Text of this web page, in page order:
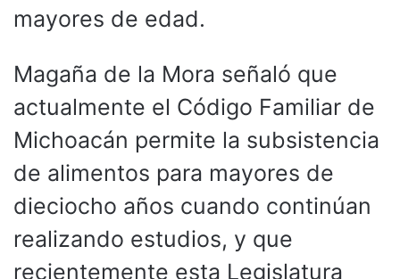
mayores de edad.
Magaña de la Mora señaló que
actualmente el Código Familiar de
Michoacán permite la subsistencia
de alimentos para mayores de
dieciocho años cuando continúan
realizando estudios, y que
recientemente esta Legislatura